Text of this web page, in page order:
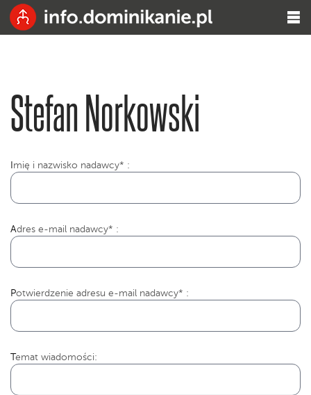
Stefan Norkowski
mię i nazwisko nadawcy* :
Adres e-mail nadawcy* :
Potwierdzenie adresu e-mail nadawcy* :
Temat wiadomości: